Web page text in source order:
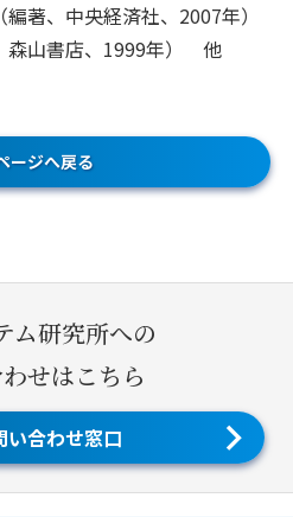
著、中央経済社、2007年）
森山書店、1999年） 他
ージへ戻る
ム研究所への
せはこちら
い合わせ窓口